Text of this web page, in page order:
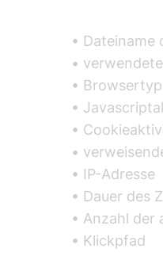
• Dateiname
•
•
•
•
•
• IP-Adresse
• Dauer des
• Anzahl der
• Klickpfad